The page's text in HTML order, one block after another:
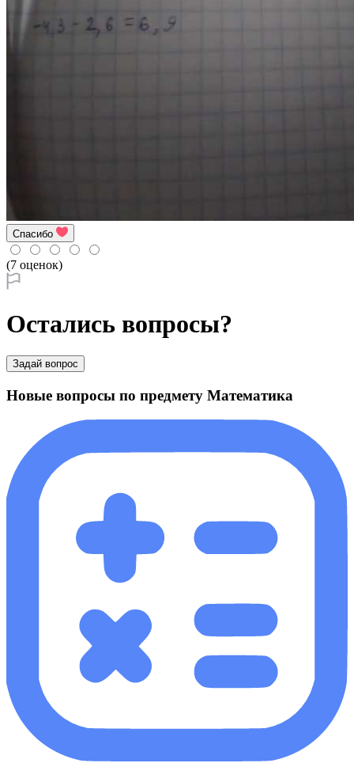
Спасибо
(7 оценок)
Остались вопросы?
Задай вопрос
Новые вопросы по предмету Математика